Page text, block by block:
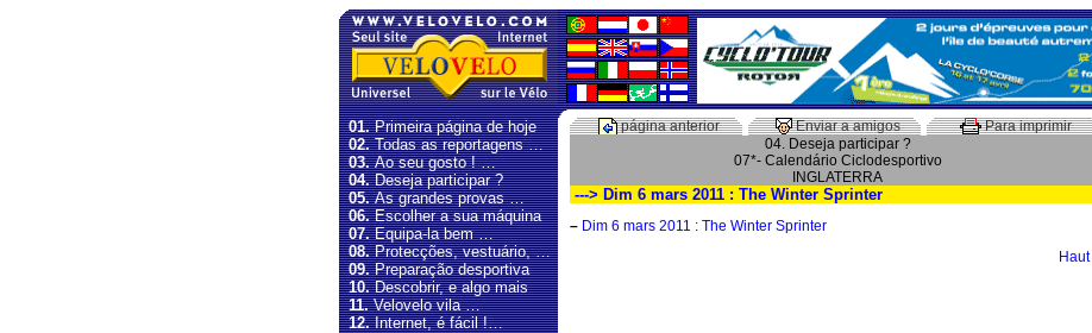
01.Primeira página de hoje
02.Todas as reportagens …
03.Ao seu gosto ! …
04.Deseja participar ?
05.As grandes provas …
06.Escolher a sua máquina
07.Equipa-la bem …
08.Protecções, vestuário, …
09.Preparação desportiva
10.Descobrir, e algo mais
11.Velovelo vila …
12.Internet, é fácil !…
página anterior Enviar a amigos
Para imprimir
04. Deseja participar ?
07*- Calendário Ciclodesportivo
INGLATERRA
---> Dim 6 mars 2011 : The Winter Sprinter
– Dim 6 mars 2011 : The Winter Sprinter
Haut